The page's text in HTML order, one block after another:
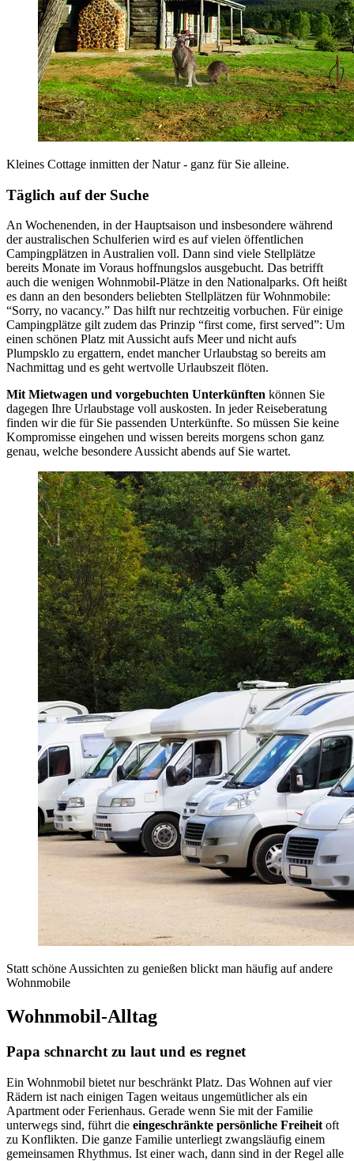
Kleines Cottage inmitten der Natur - ganz für Sie alleine.
Täglich auf der Suche
An Wochenenden, in der Hauptsaison und insbesondere während
der australischen Schulferien wird es auf vielen öffentlichen
Campingplätzen in Australien voll. Dann sind viele Stellplätze
bereits Monate im Voraus hoffnungslos ausgebucht. Das betrifft
auch die wenigen Wohnmobil-Plätze in den Nationalparks. Oft heißt
es dann an den besonders beliebten Stellplätzen für Wohnmobile:
“Sorry, no vacancy.” Das hilft nur rechtzeitig vorbuchen. Für einige
Campingplätze gilt zudem das Prinzip “first come, first served”: Um
einen schönen Platz mit Aussicht aufs Meer und nicht aufs
Plumpsklo zu ergattern, endet mancher Urlaubstag so bereits am
Nachmittag und es geht wertvolle Urlaubszeit flöten.
Mit Mietwagen und vorgebuchten Unterkünften können Sie
dagegen Ihre Urlaubstage voll auskosten. In jeder Reiseberatung
finden wir die für Sie passenden Unterkünfte. So müssen Sie keine
Kompromisse eingehen und wissen bereits morgens schon ganz
genau, welche besondere Aussicht abends auf Sie wartet.
Statt schöne Aussichten zu genießen blickt man häufig auf andere
Wohnmobile
Wohnmobil-Alltag
Papa schnarcht zu laut und es regnet
Ein Wohnmobil bietet nur beschränkt Platz. Das Wohnen auf vier
Rädern ist nach einigen Tagen weitaus ungemütlicher als ein
Apartment oder Ferienhaus. Gerade wenn Sie mit der Familie
unterwegs sind, führt die eingeschränkte persönliche Freiheit oft
zu Konflikten. Die ganze Familie unterliegt zwangsläufig einem
gemeinsamen Rhythmus. Ist einer wach, dann sind in der Regel alle